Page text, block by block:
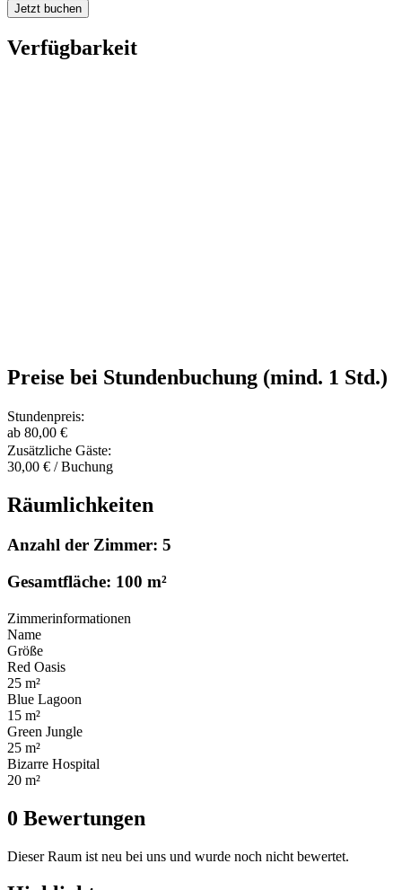
Jetzt buchen
Verfügbarkeit
Preise bei Stundenbuchung (mind. 1 Std.)
Stundenpreis:
ab 80,00 €
Zusätzliche Gäste:
30,00 € / Buchung
Räumlichkeiten
Anzahl der Zimmer: 5
Gesamtfläche: 100 m²
Zimmerinformationen
Name
Größe
Red Oasis
25 m²
Blue Lagoon
15 m²
Green Jungle
25 m²
Bizarre Hospital
20 m²
0 Bewertungen
Dieser Raum ist neu bei uns und wurde noch nicht bewertet.